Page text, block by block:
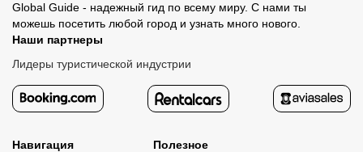
Global Guide - надежный гид по всему миру. С нами ты
можешь посетить любой город и узнать много нового.
Наши партнеры
Лидеры туристической индустрии
Навигация
Полезное